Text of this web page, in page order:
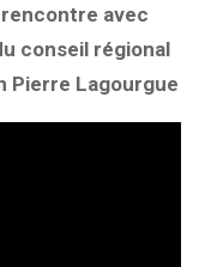
avec
conseil régional
Pierre Lagourgue